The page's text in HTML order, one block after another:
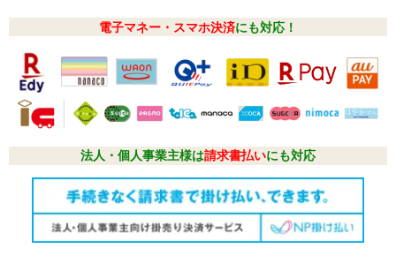
電子マネー・スマホ決済にも対応！
法人・個人事業主様は請求書払いにも対応